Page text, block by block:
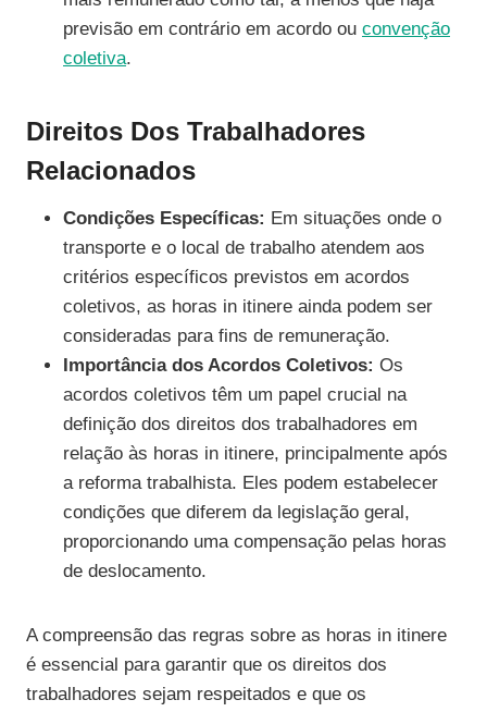
previsão em contrário em acordo ou convenção
coletiva.
Direitos Dos Trabalhadores
Relacionados
Condições Específicas: Em situações onde o
transporte e o local de trabalho atendem aos
critérios específicos previstos em acordos
coletivos, as horas in itinere ainda podem ser
consideradas para fins de remuneração.
Importância dos Acordos Coletivos: Os
acordos coletivos têm um papel crucial na
definição dos direitos dos trabalhadores em
relação às horas in itinere, principalmente após
a reforma trabalhista. Eles podem estabelecer
condições que diferem da legislação geral,
proporcionando uma compensação pelas horas
de deslocamento.
A compreensão das regras sobre as horas in itinere
é essencial para garantir que os direitos dos
trabalhadores sejam respeitados e que os